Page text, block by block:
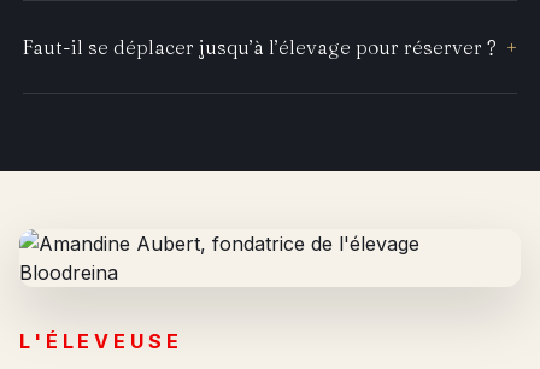
Faut-il se déplacer jusqu’à l’élevage pour réserver ? +
L'ÉLEVEUSE